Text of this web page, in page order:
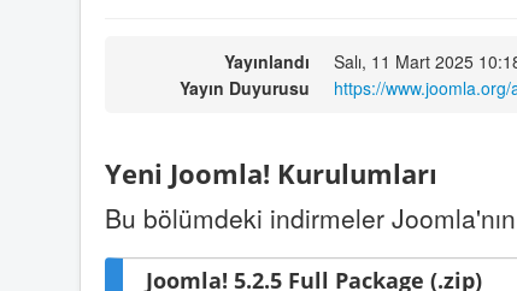
Yayınlandı
Salı, 11 Mart 2025
Yayın Duyurusu
https://
Yeni Joomla! Kurulumları
Bu bölümdeki indirmeler
Joomla! 5.2.5 Full Package (.zip)